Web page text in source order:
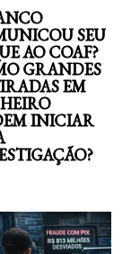
SEU
AO COAF?
GRANDES
EM
INICIAR